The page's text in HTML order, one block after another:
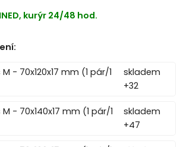
kurýr 24/48 hod.
:
- 70x120x17 mm (1 pár/1
skladem
+32
- 70x140x17 mm (1 pár/1
skladem
+47